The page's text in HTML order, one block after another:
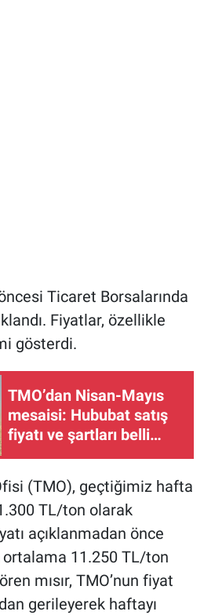
Ticaret Borsalarında
Fiyatlar, özellikle
gösterdi.
TMO’dan Nisan-Mayıs
mesaisi: Hububat satış
fiyatı ve şartları belli
oldu!
(TMO), geçtiğimiz hafta
TL/ton olarak
açıklanmadan önce
11.250 TL/ton
mısır, TMO’nun fiyat
gerileyerek haftayı